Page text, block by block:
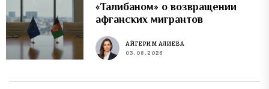
«Талибаном» о возвращении
афганских мигрантов
АЙГЕРИМ АЛИЕВА
03.08.2026